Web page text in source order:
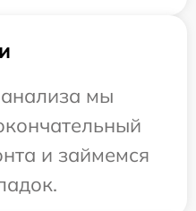
мы
и займемся